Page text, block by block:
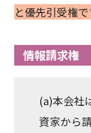
と優先引受権で
情報請求権
(a)本会社
資家から